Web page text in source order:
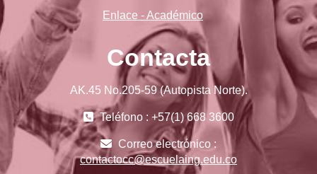
Enlace - Académico
Contacta
AK.45 No.205-59 (Autopista Norte).
Teléfono : +57(1) 668 3600
Correo electrónico :
contactocc@escuelaing.edu.co